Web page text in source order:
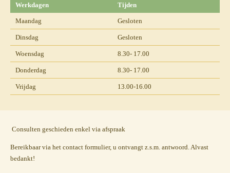
Werkdagen Tijden
Maandag Gesloten
Dinsdag Gesloten
Woensdag 8.30- 17.00
Donderdag 8.30- 17.00
Vrijdag 13.00-16.00
Consulten geschieden enkel via afspraak
Bereikbaar via het contact formulier, u ontvangt z.s.m. antwoord. Alvast
bedankt!